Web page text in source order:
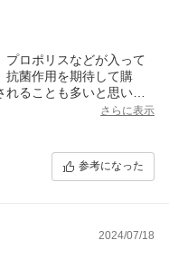
プロポリスなどが入って
抗菌作用を期待して購
ることも多いと思いま
ときは帰宅した時に数日
されています。舐めな
もありますが、プロポリ
さらに表示
参考になった
2024/07/18